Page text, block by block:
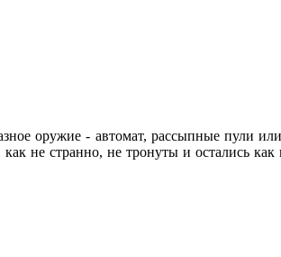
оружие - автомат, рассыпные пули
не странно, не тронуты и остались как